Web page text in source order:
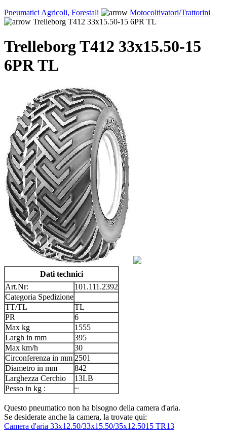
Pneumatici Agricoli, Forestali
Motocoltivatori/Trattorini
Trelleborg T412 33x15.50-15 6PR TL
Trelleborg T412 33x15.50-15
6PR TL
Dati technici
Art.Nr:
101.111.2392
Categoria Spedizione
TT/TL
TL
PR
6
Max kg
1555
Largh in mm
395
Max km/h
30
Circonferenza in mm 2501
Diametro in mm
842
Larghezza Cerchio
13LB
Pesso in kg :
~
Questo pneumatico non ha bisogno della camera d'aria.
Se desiderate anche la camera, la trovate qui:
Camera d'aria 33x12.50/33x15.50/35x12.5015 TR13